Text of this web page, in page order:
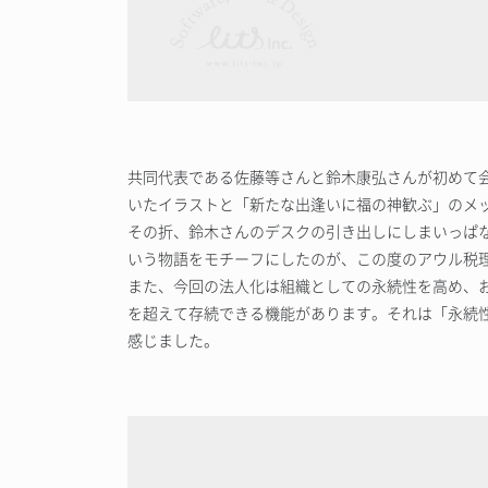
共同代表である佐藤等さんと鈴木康弘さんが初め
いたイラストと「新たな出逢いに福の神歓ぶ」の
その折、鈴木さんのデスクの引き出しにしまいっ
いう物語をモチーフにしたのが、この度のアウル税
また、今回の法人化は組織としての永続性を高め
を超えて存続できる機能があります。それは「永
感じました。